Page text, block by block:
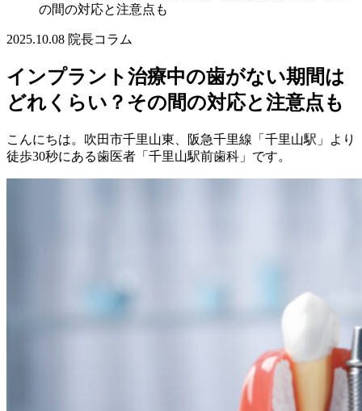
の間の対応と注意点も
2025.10.08 院長コラム
インプラント治療中の歯がない期間は
どれくらい？その間の対応と注意点も
こんにちは。吹田市千里山東、阪急千里線「千里山駅」より
徒歩30秒にある歯医者「千里山駅前歯科」です。